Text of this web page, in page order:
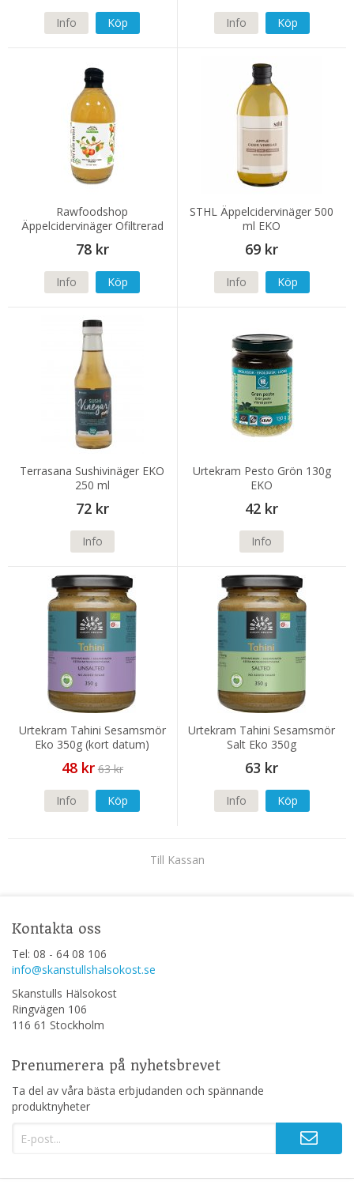
Info Köp Info Köp
Rawfoodshop
Äppelcidervinäger Ofiltrerad
EKO 500ml
78 kr
Info Köp
STHL Äppelcidervinäger 500
ml EKO
69 kr
Info Köp
Terrasana Sushivinäger EKO
250 ml
72 kr
Info
Urtekram Pesto Grön 130g
EKO
42 kr
Info
Urtekram Tahini Sesamsmör
Eko 350g (kort datum)
48 kr 63 kr
Info Köp
Urtekram Tahini Sesamsmör
Salt Eko 350g
63 kr
Info Köp
Till Kassan
Kontakta oss
Tel: 08 - 64 08 106
info@skanstullshalsokost.se
Skanstulls Hälsokost
Ringvägen 106
116 61 Stockholm
Prenumerera på nyhetsbrevet
Ta del av våra bästa erbjudanden och spännande
produktnyheter